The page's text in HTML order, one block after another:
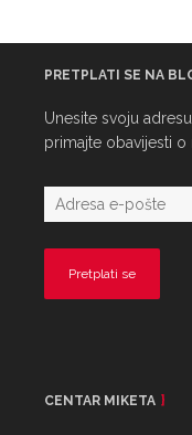
PRETPLATI SE NA
Unesite svoju
primajte obavijesti o
CENTAR MIKETA